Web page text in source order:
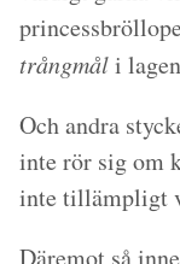
trångmåli
Och andra
inte rör sig om
inte tillämpligt
Däremot så